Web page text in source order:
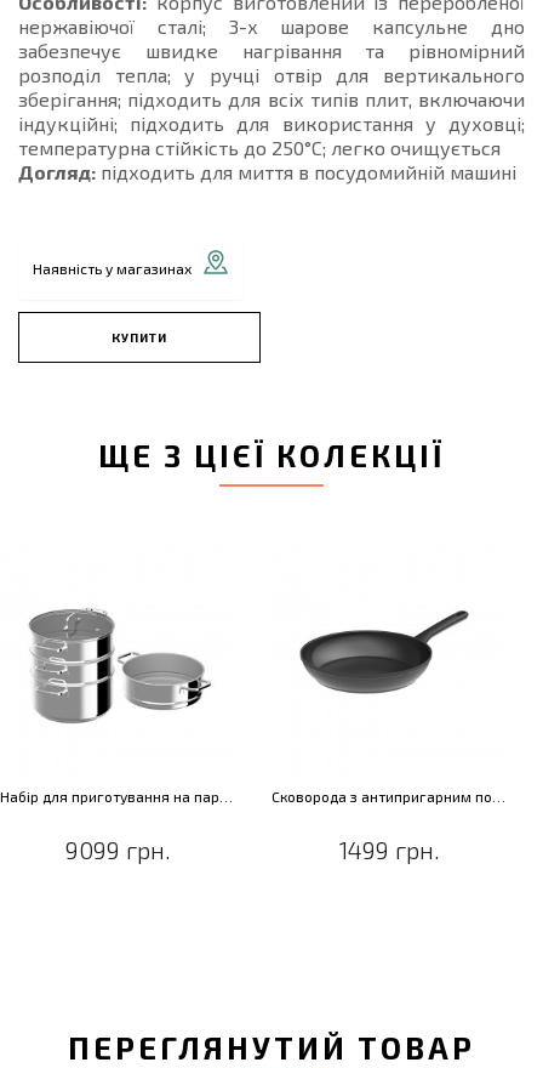
нержавіючої сталі; 3-х шарове капсульне дно
забезпечує швидке нагрівання та рівномірний
розподіл тепла; у ручці отвір для вертикального
зберігання; підходить для всіх типів плит, включаючи
індукційні; підходить для використання у духовці;
температурна стійкість до 250°C; легко очищується
Догляд: підходить для миття в посудомийній машині
Наявність у магазинах
КУПИТИ
ЩЕ З ЦІЄЇ КОЛЕКЦІЇ
9099 грн. 1499 грн.
ПЕРЕГЛЯНУТИЙ ТОВАР